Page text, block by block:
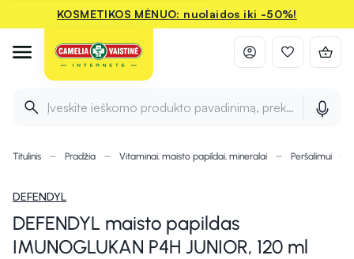
KOSMETIKOS MĖNUO: nuolaidos iki -50%!
Įveskite ieškomo produkto pavadinimą, prekės ženklą ir
Titulinis Pradžia Vitaminai, maisto papildai, mineralai Peršalimui
DEFENDYL
DEFENDYL maisto papildas
IMUNOGLUKAN P4H JUNIOR, 120 ml